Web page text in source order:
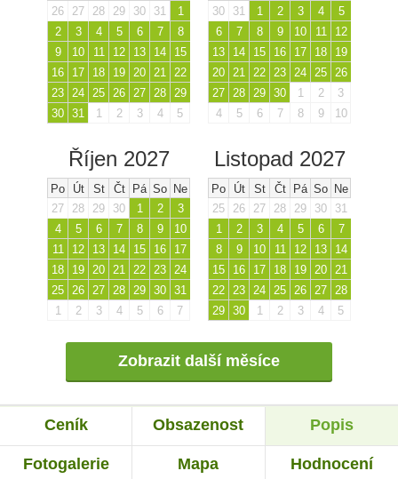
26
27 28 29 30 31
1
2
3 4 5 6 7
8
9
10 11 12 13 14
15
16
17 18 19 20 21 22
23 24 25 26 27 28 29
30 31 1 2 3 4 5
30
31 1 2 3 4
5
6
7 8 9 10 11
12
13
14 15 16 17 18
19
20 21 22 23 24 25 26
27 28 29 30 1 2
3
4
5 6 7 8 9 10
Říjen 2027
Po Út St Čt Pá So Ne
27
28 29 30 1 2
3
4
5 6 7 8 9
10
11
12 13 14 15 16
17
18
19 20 21 22 23
24
25
26 27 28 29 30 31
1
2 3 4 5 6 7
Listopad 2027
Po Út St Čt Pá So Ne
25
26 27 28 29 30
31
1
2 3 4 5 6
7
8
9 10 11 12 13
14
15
16 17 18 19 20
21
22
23 24 25 26 27
28
29 30 1 2 3 4 5
Zobrazit další měsíce
Ceník Obsazenost Popis
Fotogalerie Mapa Hodnocení